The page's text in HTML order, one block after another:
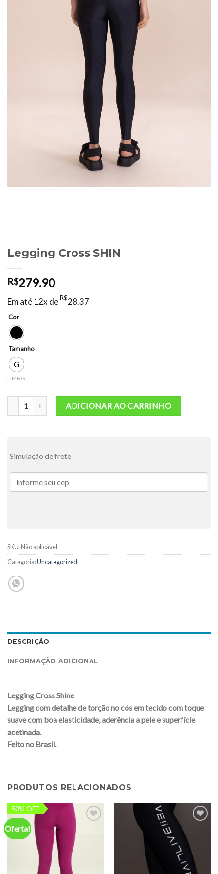
Legging Cross SHIN
R$279.90
Em até 12x deR$28.37
Cor
Tamanho
G
LIMPAR
Legging Cross SHIN quantidadeADICIONAR AO CARRINHO
Simulação de frete
SKU:Não aplicável
Categoria:Uncategorized
DESCRIÇÃO
INFORMAÇÃO ADICIONAL
Legging Cross Shine
Legging com detalhe de torção no cós em tecido com toque
suave com boa elasticidade, aderência a pele e superfície
acetinada.
Feito no Brasil.
PRODUTOS RELACIONADOS
Oferta!
50% OFF
Add to
wishlist